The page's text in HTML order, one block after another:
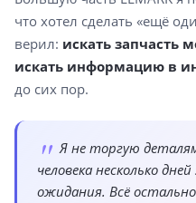
что хотел сделать «ещё
верил: искать запчасть
искать информацию в
до сих пор.
Я не торгую
человека несколько
ожидания. Всё